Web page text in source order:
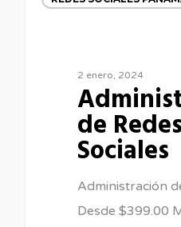
2 enero, 2024
de Redes
Sociales
Administración
Desde $399.00